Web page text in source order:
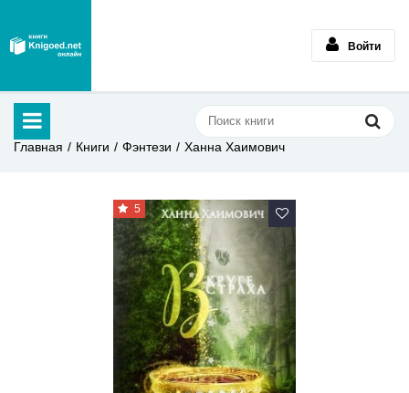
Войти
Главная Книги Фэнтези Ханна Хаимович
5